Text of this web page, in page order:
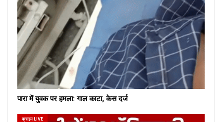
पारा में युवक पर हमला: गाल काटा, केस दर्ज
क्राइम LIVE